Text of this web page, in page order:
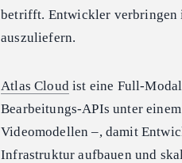
betrifft. Entwickler verbringen
auszuliefern.
Atlas Cloudist eine Full-
Bearbeitungs-APIs unter
Videomodellen –, damit
Infrastruktur aufbauen und